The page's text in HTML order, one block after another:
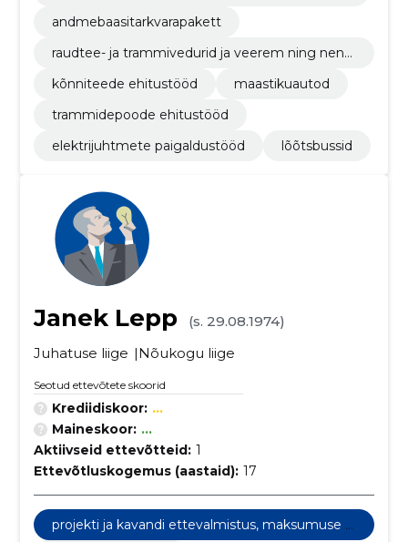
andmebaasitarkvarapakett
raudtee- ja trammivedurid ja veerem ning nend
kõnniteede ehitustööd
maastikuautod
trammidepoode ehitustööd
elektrijuhtmete paigaldustööd
lõõtsbussid
Janek Lepp
(s. 29.08.1974)
Juhatuse liige
Nõukogu liige
Seotud ettevõtete skoorid
Krediidiskoor: ...
Maineskoor: ...
Aktiivseid ettevõtteid: 1
Ettevõtluskogemus (aastaid): 17
projekti ja kavandi ettevalmistus, maksumuse hi